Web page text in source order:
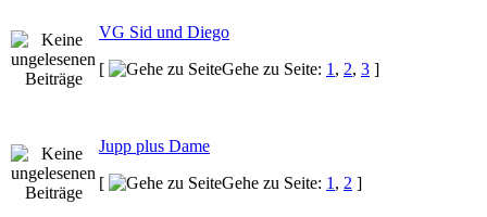
VG Sid und Diego
[
Gehe zu Seite: 1 , 2, 3 ]
Jupp plus Dame
[
Gehe zu Seite: 1 , 2 ]